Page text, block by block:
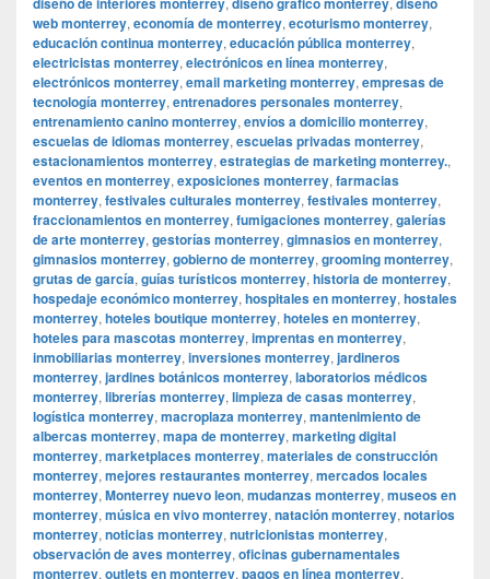
web monterrey, economía de monterrey, ecoturismo monterrey,
educación continua monterrey, educación pública monterrey,
electricistas monterrey, electrónicos en línea monterrey,
electrónicos monterrey, email marketing monterrey, empresas de
tecnología monterrey, entrenadores personales monterrey,
entrenamiento canino monterrey, envíos a domicilio monterrey,
escuelas de idiomas monterrey, escuelas privadas monterrey,
estacionamientos monterrey, estrategias de marketing monterrey.,
eventos en monterrey, exposiciones monterrey, farmacias
monterrey, festivales culturales monterrey, festivales monterrey,
fraccionamientos en monterrey, fumigaciones monterrey, galerías
de arte monterrey, gestorías monterrey, gimnasios en monterrey,
gimnasios monterrey, gobierno de monterrey, grooming monterrey,
grutas de garcía, guías turísticos monterrey, historia de monterrey,
hospedaje económico monterrey, hospitales en monterrey, hostales
monterrey, hoteles boutique monterrey, hoteles en monterrey,
hoteles para mascotas monterrey, imprentas en monterrey,
inmobiliarias monterrey, inversiones monterrey, jardineros
monterrey, jardines botánicos monterrey, laboratorios médicos
monterrey, librerías monterrey, limpieza de casas monterrey,
logística monterrey, macroplaza monterrey, mantenimiento de
albercas monterrey, mapa de monterrey, marketing digital
monterrey, marketplaces monterrey, materiales de construcción
monterrey, mejores restaurantes monterrey, mercados locales
monterrey, Monterrey nuevo leon, mudanzas monterrey, museos en
monterrey, música en vivo monterrey, natación monterrey, notarios
monterrey, noticias monterrey, nutricionistas monterrey,
observación de aves monterrey, oficinas gubernamentales
monterrey, outlets en monterrey, pagos en línea monterrey,